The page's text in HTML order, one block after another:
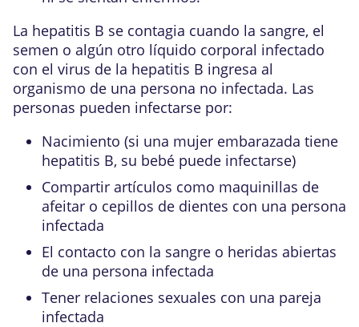
La hepatitis B se contagia cuando la sangre, el
semen o algún otro líquido corporal infectado
con el virus de la hepatitis B ingresa al
organismo de una persona no infectada. Las
personas pueden infectarse por:
Nacimiento (si una mujer embarazada tiene
hepatitis B, su bebé puede infectarse)
Compartir artículos como maquinillas de
afeitar o cepillos de dientes con una persona
infectada
El contacto con la sangre o heridas abiertas
de una persona infectada
Tener relaciones sexuales con una pareja
infectada